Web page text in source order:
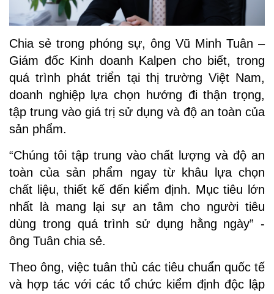
Chia sẻ trong phóng sự, ông Vũ Minh Tuân –
Giám đốc Kinh doanh Kalpen cho biết, trong
quá trình phát triển tại thị trường Việt Nam,
doanh nghiệp lựa chọn hướng đi thận trọng,
tập trung vào giá trị sử dụng và độ an toàn của
sản phẩm.
“Chúng tôi tập trung vào chất lượng và độ an
toàn của sản phẩm ngay từ khâu lựa chọn
chất liệu, thiết kế đến kiểm định. Mục tiêu lớn
nhất là mang lại sự an tâm cho người tiêu
dùng trong quá trình sử dụng hằng ngày” -
ông Tuân chia sẻ.
Theo ông, việc tuân thủ các tiêu chuẩn quốc tế
và hợp tác với các tổ chức kiểm định độc lập